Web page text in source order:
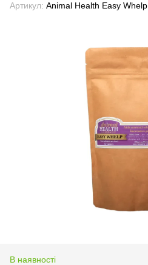
Артикул: Animal Health Easy Whelp
В наявності